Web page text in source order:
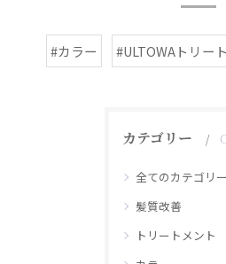
#カラー #ULTOWAトリー
カテゴリー
全てのカテゴリー
髪質改善
トリートメント